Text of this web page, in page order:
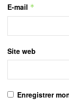
E-mail *
Site web
Enregistrer